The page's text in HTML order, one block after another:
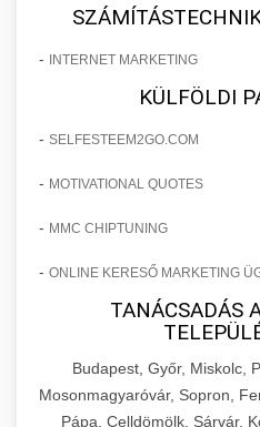
- INTERNET MARKETING
KÜLFÖLDI
- SELFESTEEM2GO.COM
- MOTIVATIONAL QUOTES
- MMC CHIPTUNING
- ONLINE KERESŐ MARKETING
TANÁCSADÁS
Budapest, Győr, Miskolc,
Mosonmagyaróvár, Sopron,
Pápa, Celldömölk, Sárvár,